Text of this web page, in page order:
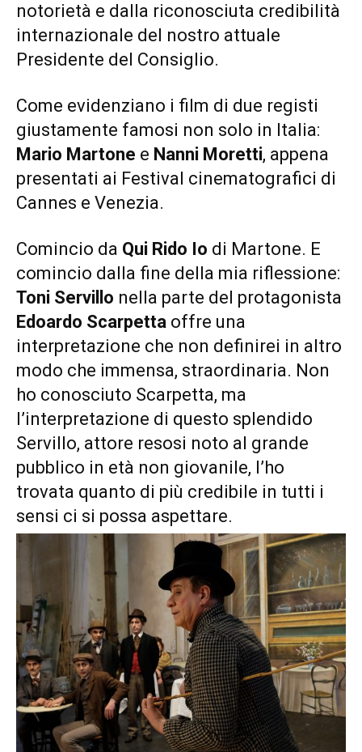
notorietà e dalla riconosciuta credibilità
internazionale del nostro attuale
Presidente del Consiglio.
Come evidenziano i film di due registi
giustamente famosi non solo in Italia:
Mario Martone e Nanni Moretti, appena
presentati ai Festival cinematografici di
Cannes e Venezia.
Comincio da Qui Rido Io di Martone. E
comincio dalla fine della mia riflessione:
Toni Servillo nella parte del protagonista
Edoardo Scarpetta offre una
interpretazione che non definirei in altro
modo che immensa, straordinaria. Non
ho conosciuto Scarpetta, ma
l’interpretazione di questo splendido
Servillo, attore resosi noto al grande
pubblico in età non giovanile, l’ho
trovata quanto di più credibile in tutti i
sensi ci si possa aspettare.